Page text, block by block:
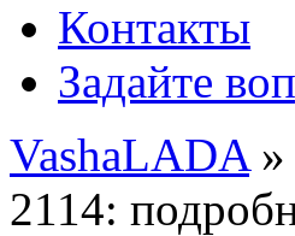
Контакты
Задайте
VashaLADA»
2114: